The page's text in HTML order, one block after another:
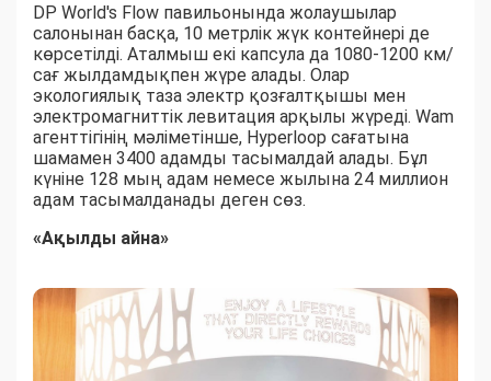
DP World's Flow павильонында жолаушылар
салонынан басқа, 10 метрлік жүк контейнері де
көрсетілді. Аталмыш екі капсула да 1080-1200 км/
сағ жылдамдықпен жүре алады. Олар
экологиялық таза электр қозғалтқышы мен
электромагниттік левитация арқылы жүреді. Wam
агенттігінің мәліметінше, Hyperloop сағатына
шамамен 3400 адамды тасымалдай алады. Бұл
күніне 128 мың адам немесе жылына 24 миллион
адам тасымалданады деген сөз.
«Ақылды айна»